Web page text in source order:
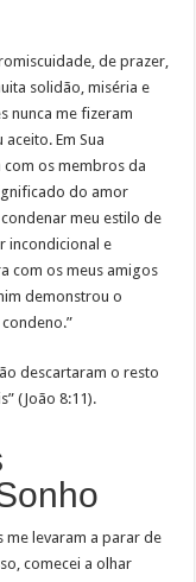
de prazer,
solidão, miséria e
nunca me fizeram
Em Sua
com os membros da
do amor
meu estilo de
incondicional e
com os meus amigos
demonstrou o
descartaram o resto
(João 8:11).
me levaram a parar de
comecei a olhar